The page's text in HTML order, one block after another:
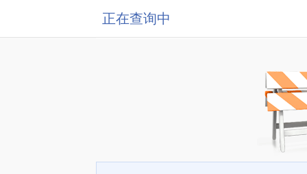
正在查询中